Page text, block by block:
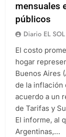
mensuales
públicos
Diario EL SOL
El costo
hogar
Buenos Aires
de la inflación
acuerdo a un
de Tarifas y
El informe, al
Argentinas,…